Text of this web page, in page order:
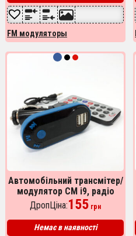
FM модуляторы
Автомобільний трансмітер/
модулятор CM i9, радіо
трансмітер, FM модулятор
для автомобіля. Колір:
синій
ДропЦіна:155 грн
Немає в наявності